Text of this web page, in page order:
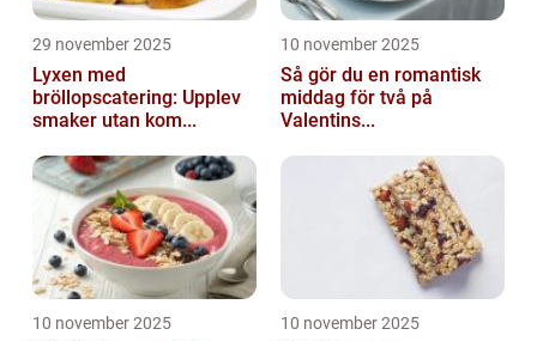
29 november 2025
Lyxen med
bröllopscatering: Upplev
smaker utan kom...
10 november 2025
Så gör du en romantisk
middag för två på
Valentins...
10 november 2025 10 november 2025